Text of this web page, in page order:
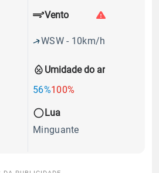
Umidade do ar
56%100%
Vento
WSW - 10km/h
Lua
Minguante